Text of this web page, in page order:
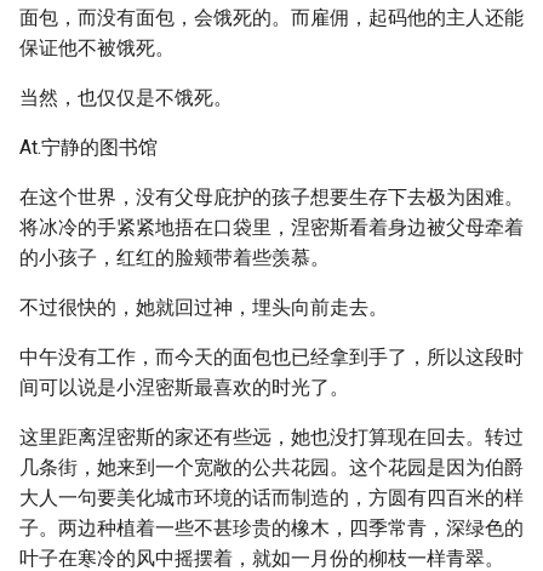
面包，而没有面包，会饿死的。而雇佣，起码他的主人还能
保证他不被饿死。
当然，也仅仅是不饿死。
At.宁静的图书馆
在这个世界，没有父母庇护的孩子想要生存下去极为困难。
将冰冷的手紧紧地捂在口袋里，涅密斯看着身边被父母牵着
的小孩子，红红的脸颊带着些羡慕。
不过很快的，她就回过神，埋头向前走去。
中午没有工作，而今天的面包也已经拿到手了，所以这段时
间可以说是小涅密斯最喜欢的时光了。
这里距离涅密斯的家还有些远，她也没打算现在回去。转过
几条街，她来到一个宽敞的公共花园。这个花园是因为伯爵
大人一句要美化城市环境的话而制造的，方圆有四百米的样
子。两边种植着一些不甚珍贵的橡木，四季常青，深绿色的
叶子在寒冷的风中摇摆着，就如一月份的柳枝一样青翠。